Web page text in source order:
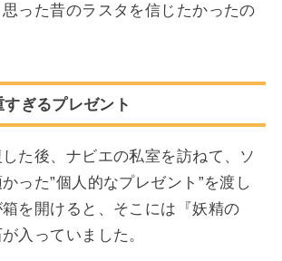
った昔のラスタを信じたかったの
ぎるプレゼント
た後、ナビエの私室を訪ねて、ソ
った”個人的なプレゼント”を渡し
を開けると、そこには『妖精の
入っていました。